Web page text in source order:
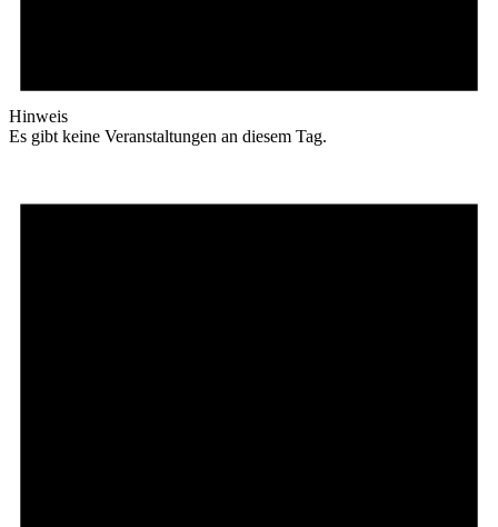
Hinweis
Es gibt keine Veranstaltungen an diesem Tag.